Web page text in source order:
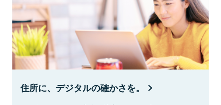
住所に、デジタルの確かさを。